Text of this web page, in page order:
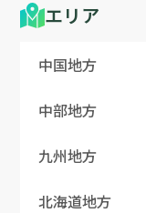
エリア
中国地方
中部地方
九州地方
北海道地方